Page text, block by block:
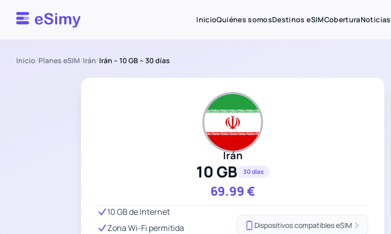
Esimy InicioQuiénes somosDestinos eSIMCoberturaNoticias
Inicio/Planes eSIM/Irán/Irán – 10 GB – 30 días
Irán
10 GB 30 días
69.99€
10 GB de Internet
Zona Wi-Fi permitida
Dispositivos compatibles eSIM